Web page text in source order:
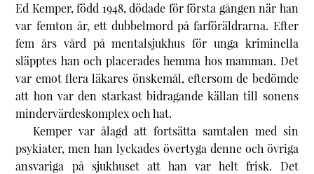
Ed Kemper, född 1948, dödade för första gången när han
var femton år, ett dubbelmord på farföräldrarna. Efter
fem års vård på mentalsjukhus för unga kriminella
släpptes han och placerades hemma hos mamman. Det
var emot flera läkares önskemål, eftersom de bedömde
att hon var den starkast bidragande källan till sonens
mindervärdeskomplex och hat.
Kemper var ålagd att fortsätta samtalen med sin
psykiater, men han lyckades övertyga denne och övriga
ansvariga på sjukhuset att han var helt frisk. Det